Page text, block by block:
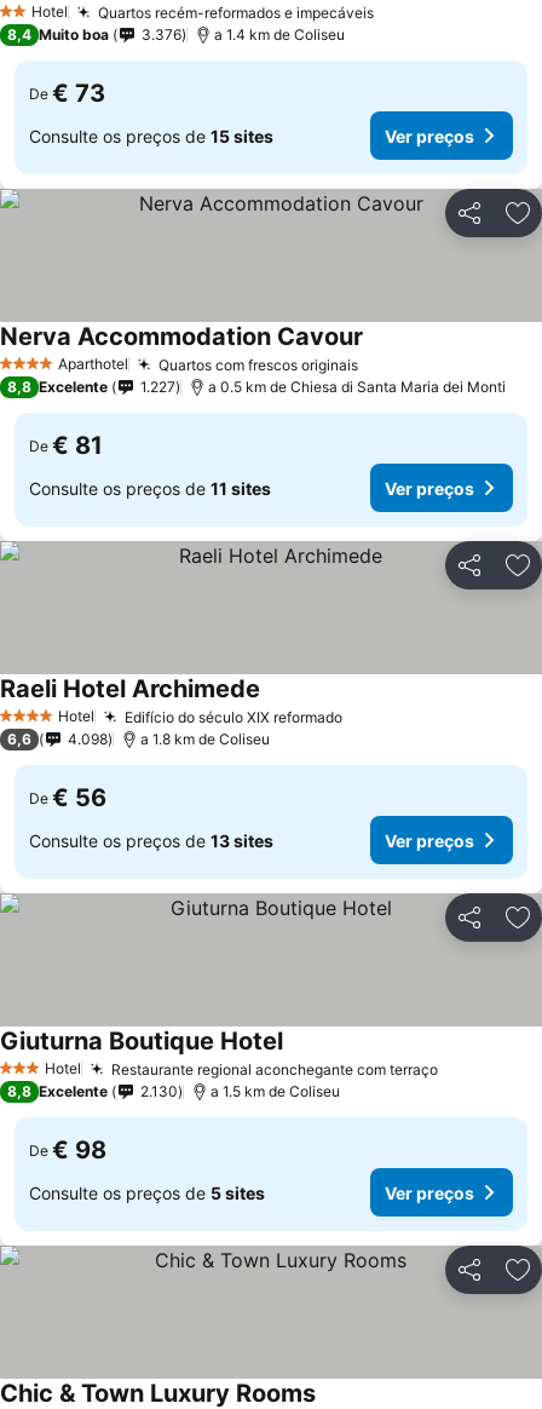
2 Estrelas
Hotel Quartos recém-reformados e impecáveis
8,4 Muito boa 3.376 a 1.4 km de Coliseu
De € 73
Consulte os preços de 15 sites Ver preços
Partilhar
4 EstrelasAparthotel Quartos com frescos originais
Nerva Accommodation Cavour
8,8 Excelente 1.227 a 0.5 km de Chiesa di Santa Maria dei Monti
De € 81
Consulte os preços de 11 sites Ver preços
Partilhar
4 EstrelasHotel Edifício do século XIX reformado
Raeli Hotel Archimede
6,6 4.098 a 1.8 km de Coliseu
De € 56
Consulte os preços de 13 sites Ver preços
Partilhar
3 EstrelasHotel Restaurante regional aconchegante com terraço
Giuturna Boutique Hotel
8,8 Excelente 2.130 a 1.5 km de Coliseu
De € 98
Consulte os preços de 5 sites Ver preços
Partilhar
Chic & Town Luxury Rooms